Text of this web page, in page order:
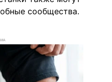
сообщества.